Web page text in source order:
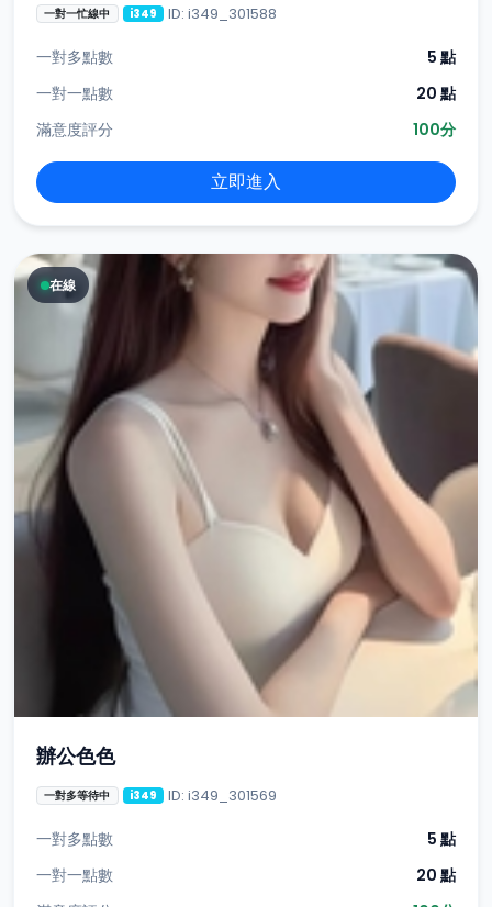
一對一忙線中 i349 ID: i349_301588
一對多點數
5 點
一對一點數
20 點
滿意度評分
100分
立即進入
在線
辦公色色
一對多等待中 i349 ID: i349_301569
一對多點數
5 點
一對一點數
20 點